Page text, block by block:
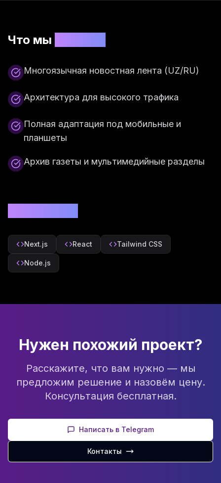
Что мы
Многоязычная новостная лента (UZ/RU)
Архитектура для высокого трафика
Полная адаптация под мобильные и
планшеты
Архив газеты и мультимедийные разделы
Next.js React Tailwind CSS
Node.js
Нужен похожий проект?
Расскажите, что вам нужно — мы
предложим решение и назовём цену.
Консультация бесплатная.
Написать в Telegram
Контакты